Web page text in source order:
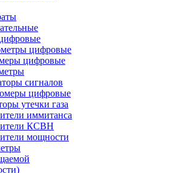
цифровые
цифровые
сигналов
цифровые
утечки газа
иммитанса
КСВН
мощности